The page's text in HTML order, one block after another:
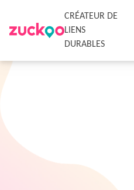
CRÉATEUR DE
LIENS
DURABLES